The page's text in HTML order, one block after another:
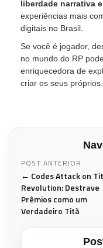
liberdade narrativa
experiências mais
digitais no Brasil.
Se você é jogador,
no mundo do RP
enriquecedora de
criar os seus próprios.
POST ANTERIOR
← Codes Attack on
Revolution: Destrave
Prêmios como um
Verdadeiro Titã